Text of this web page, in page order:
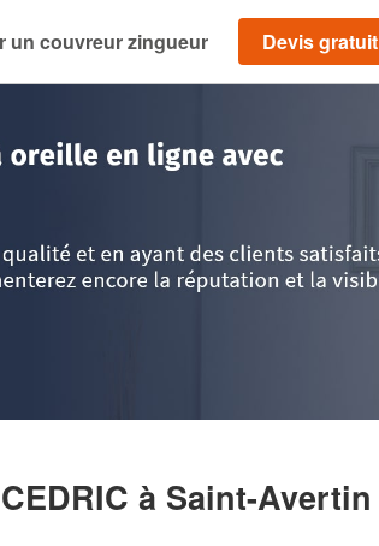
un couvreur zingueur Devis gratuit
à Saint-Avertin